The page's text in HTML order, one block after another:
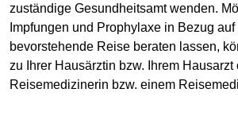
zuständige Gesundheitsamt wenden.
Impfungen und Prophylaxe in Bezug
bevorstehende Reise beraten lassen,
zu Ihrer Hausärztin bzw. Ihrem Hausarzt
Reisemedizinerin bzw. einem